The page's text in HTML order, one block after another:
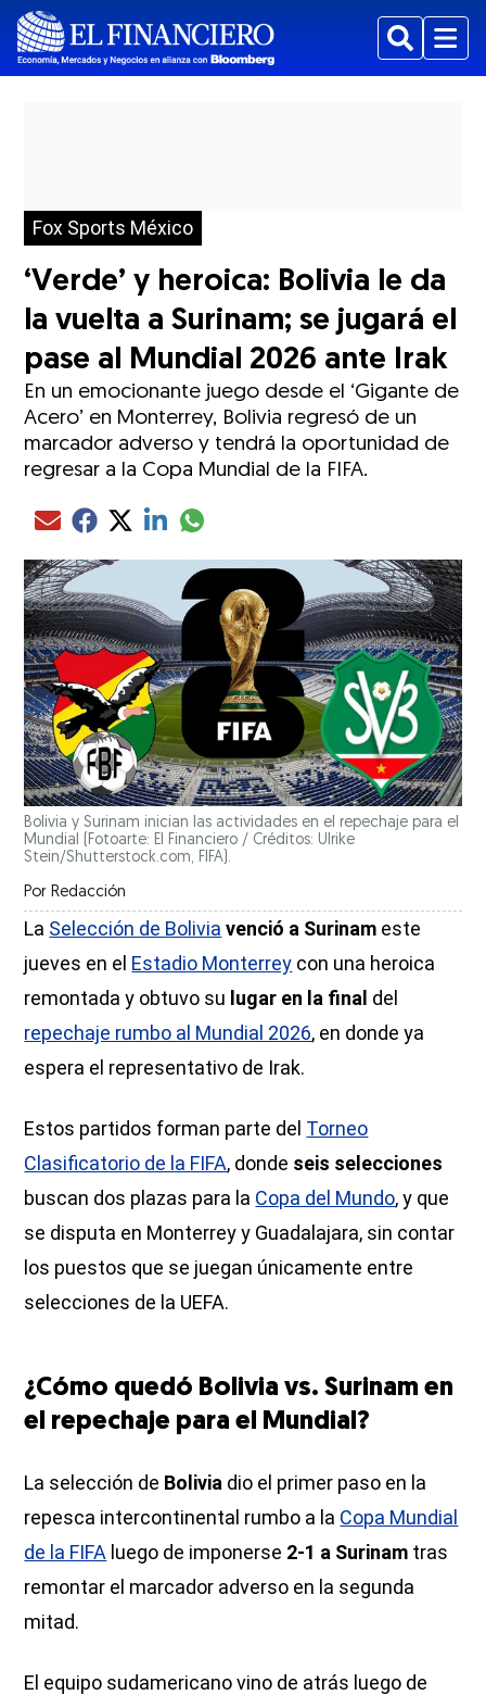
BuscarMenu
Fox Sports México
‘Verde’ y heroica: Bolivia le da
la vuelta a Surinam; se jugará el
pase al Mundial 2026 ante Irak
En un emocionante juego desde el ‘Gigante de
Acero’ en Monterrey, Bolivia regresó de un
marcador adverso y tendrá la oportunidad de
regresar a la Copa Mundial de la FIFA.
Compartir el artículo actual mediante Email
Compartir el artículo actual mediante Facebook
Compartir el artículo actual mediante Twitter
Compartir el artículo actual mediante LinkedIn
Compartir el artículo actual mediante
Bolivia y Surinam inician las actividades en el repechaje para el
Mundial (Fotoarte: El Financiero / Créditos: Ulrike
Stein/Shutterstock.com, FIFA).
Por Redacción
La Selección de Bolivia venció a Surinam este
jueves en el Estadio Monterrey con una heroica
remontada y obtuvo su lugar en la final del
repechaje rumbo al Mundial 2026, en donde ya
espera el representativo de Irak.
Estos partidos forman parte del Torneo
Clasificatorio de la FIFA, donde seis selecciones
buscan dos plazas para la Copa del Mundo, y que
se disputa en Monterrey y Guadalajara, sin contar
los puestos que se juegan únicamente entre
selecciones de la UEFA.
¿Cómo quedó Bolivia vs. Surinam en
el repechaje para el Mundial?
La selección de Bolivia dio el primer paso en la
repesca intercontinental rumbo a la Copa Mundial
de la FIFA luego de imponerse 2-1 a Surinam tras
remontar el marcador adverso en la segunda
mitad.
El equipo sudamericano vino de atrás luego de